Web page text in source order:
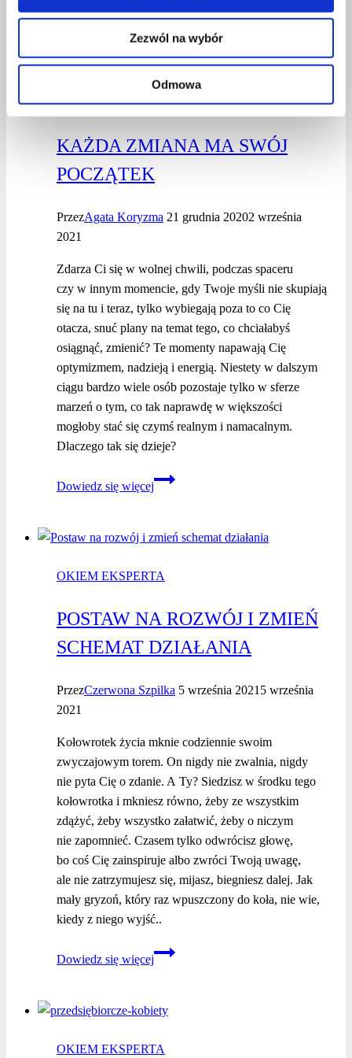
Zezwól na wybór
Odmowa
Dowiedz się więcej
komunikacja
a milczenie,
które
nie zawsze
jest
OKIEM EKSPERTA
KAŻDA ZMIANA MA SWÓJ
POCZĄTEK
PrzezAgata Koryzma 21 grudnia 20202 września
2021
Zdarza Ci się w wolnej chwili, podczas spaceru
czy w innym momencie, gdy Twoje myśli nie skupiają
się na tu i teraz, tylko wybiegają poza to co Cię
otacza, snuć plany na temat tego, co chciałabyś
osiągnąć, zmienić? Te momenty napawają Cię
optymizmem, nadzieją i energią. Niestety w dalszym
ciągu bardzo wiele osób pozostaje tylko w sferze
marzeń o tym, co tak naprawdę w większości
mogłoby stać się czymś realnym i namacalnym.
Dlaczego tak się dzieje?
Dowiedz się więcej
Każda
początek
OKIEM EKSPERTA
POSTAW NA ROZWÓJ I ZMIEŃ
SCHEMAT DZIAŁANIA
PrzezCzerwona Szpilka 5 września 2021 5 września
2021
Kołowrotek życia mknie codziennie swoim
zwyczajowym torem. On nigdy nie zwalnia, nigdy
nie pyta Cię o zdanie. A Ty? Siedzisz w środku tego
kołowrotka i mkniesz równo, żeby ze wszystkim
zdążyć, żeby wszystko załatwić, żeby o niczym
nie zapomnieć. Czasem tylko odwrócisz głowę,
bo coś Cię zainspiruje albo zwróci Twoją uwagę,
ale nie zatrzymujesz się, mijasz, biegniesz dalej. Jak
mały gryzoń, który raz wpuszczony do koła, nie wie,
kiedy z niego wyjść..
Dowiedz się więcej
Postaw
schemat
OKIEM EKSPERTA